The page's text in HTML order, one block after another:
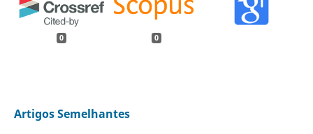
0 0
Artigos Semelhantes